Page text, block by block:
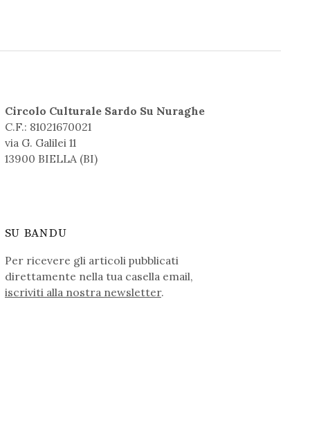
Circolo Culturale Sardo Su Nuraghe
C.F.: 81021670021
via G. Galilei 11
13900 BIELLA (BI)
SU BANDU
Per ricevere gli articoli pubblicati
direttamente nella tua casella email,
iscriviti alla nostra newsletter.